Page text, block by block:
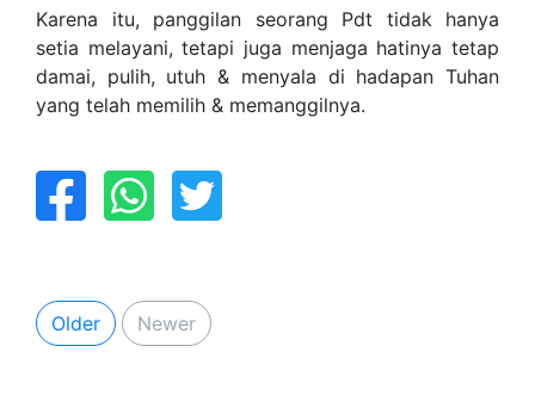
Karena itu, panggilan seorang Pdt tidak hanya
setia melayani, tetapi juga menjaga hatinya tetap
damai, pulih, utuh & menyala di hadapan Tuhan
yang telah memilih & memanggilnya.
Older Newer